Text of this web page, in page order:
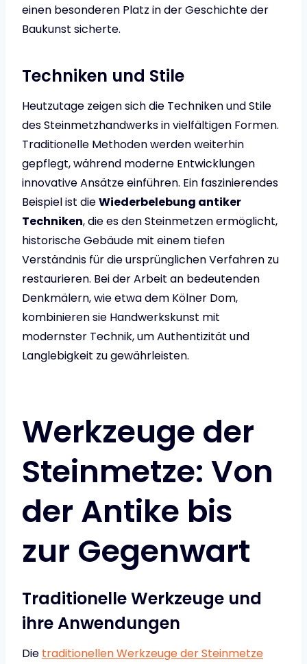
einen besonderen Platz in der Geschichte der
Baukunst sicherte.
Techniken und Stile
Heutzutage zeigen sich die Techniken und Stile
des Steinmetzhandwerks in vielfältigen Formen.
Traditionelle Methoden werden weiterhin
gepflegt, während moderne Entwicklungen
innovative Ansätze einführen. Ein faszinierendes
Beispiel ist dieWiederbelebung antiker
Techniken, die es den Steinmetzen ermöglicht,
historische Gebäude mit einem tiefen
Verständnis für die ursprünglichen Verfahren zu
restaurieren. Bei der Arbeit an bedeutenden
Denkmälern, wie etwa dem Kölner Dom,
kombinieren sie Handwerkskunst mit
modernster Technik, um Authentizität und
Langlebigkeit zu gewährleisten.
Werkzeuge der
Steinmetze: Von
der Antike bis
zur Gegenwart
Traditionelle Werkzeuge und
ihre Anwendungen
Die traditionellen Werkzeuge der Steinmetze